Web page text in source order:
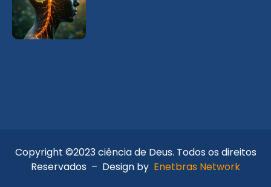
Copyright ©2023 ciência de Deus. Todos os direitos
Reservados – Design by Enetbras Network